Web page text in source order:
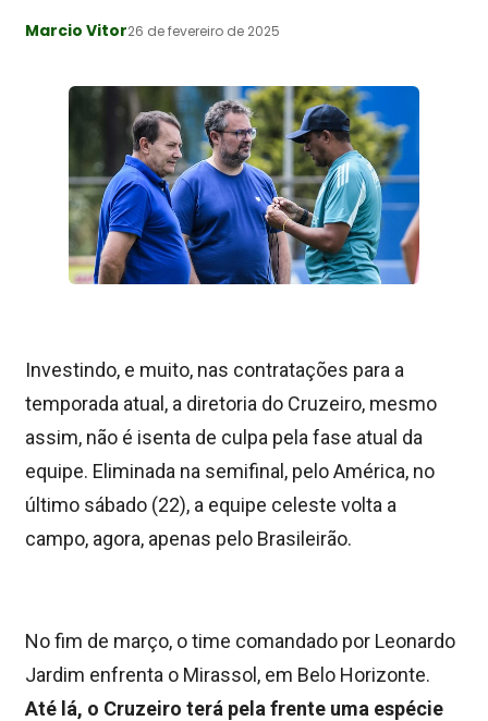
Marcio Vitor26 de fevereiro de 2025
Investindo, e muito, nas contratações para a
temporada atual, a diretoria do Cruzeiro, mesmo
assim, não é isenta de culpa pela fase atual da
equipe. Eliminada na semifinal, pelo América, no
último sábado (22), a equipe celeste volta a
campo, agora, apenas pelo Brasileirão.
No fim de março, o time comandado por Leonardo
Jardim enfrenta o Mirassol, em Belo Horizonte.
Até lá, o Cruzeiro terá pela frente uma espécie